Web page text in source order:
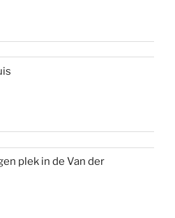
plek in de Van der